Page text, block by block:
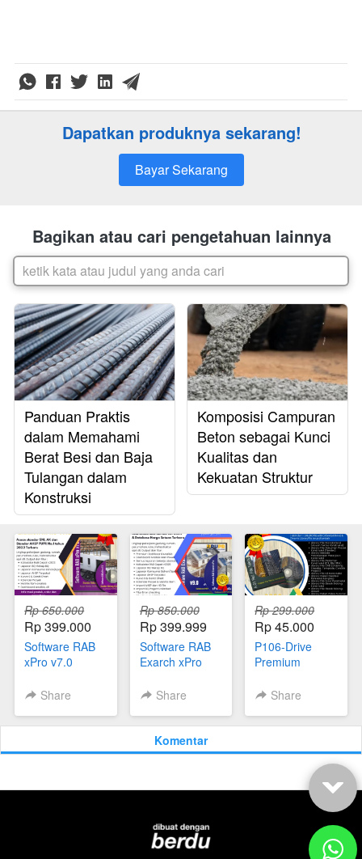
Dapatkan produknya sekarang!
`Bayar Sekarang
Bagikan atau cari pengetahuan lainnya
ketik kata atau judul yang anda cari
Panduan Praktis
dalam Memahami
Berat Besi dan Baja
Tulangan dalam
Konstruksi
Komposisi Campuran
Beton sebagai Kunci
Kualitas dan
Kekuatan Struktur
Rp 650.000
Rp 399.000
Software RAB
xPro v7.0
Data Acuan
2023
Share
Rp 850.000
Rp 399.999
Software RAB
Exarch xPro
Version
Share
Rp 299.000
Rp 45.000
P106-Drive
Premium
Referensi
Sipil dan
Share
Komentar